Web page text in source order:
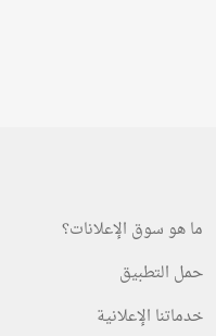
ما هو سوق الإعلانات؟
حمل التطبيق
خدماتنا الإعلانية